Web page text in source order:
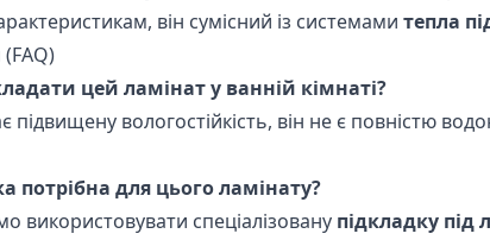
він сумісний із системами тепла
цей ламінат у ванній кімнаті?
підвищену вологостійкість, він не є повністю
потрібна для цього ламінату?
використовувати спеціалізовану підкладку під